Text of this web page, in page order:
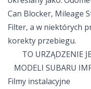
Can Blocker, Mileage
Filter, a w niektórych
korekty przebiegu.
TO URZĄDZENIE
MODELI SUBARU
Filmy instalacyjne